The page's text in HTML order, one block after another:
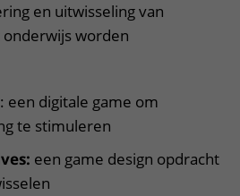
en uitwisseling van
worden
: een digitale game om
te stimuleren
een game design opdracht